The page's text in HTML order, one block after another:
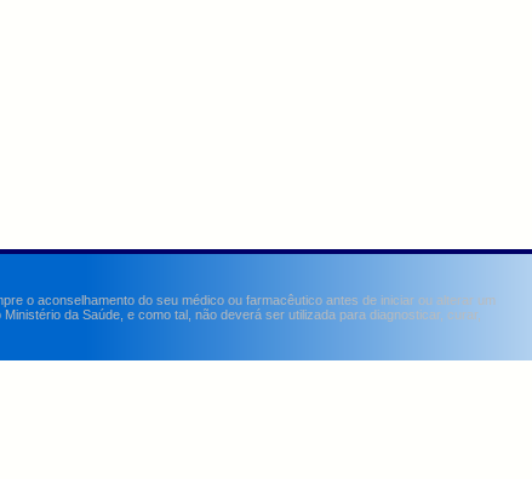
o aconselhamento do seu médico ou farmacêutico antes de iniciar ou alterar um
da Saúde, e como tal, não deverá ser utilizada para diagnosticar, curar,